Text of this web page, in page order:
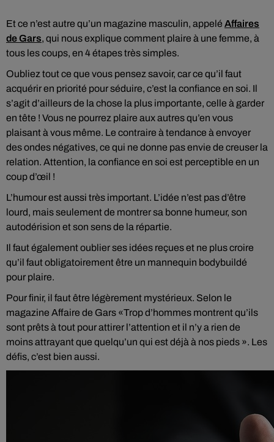
Et ce n’est autre qu’un magazine masculin, appelé Affaires
de Gars, qui nous explique comment plaire à une femme, à
tous les coups, en 4 étapes très simples.
Oubliez tout ce que vous pensez savoir, car ce qu’il faut
acquérir en priorité pour séduire, c’est la confiance en soi. Il
s’agit d’ailleurs de la chose la plus importante, celle à garder
en tête ! Vous ne pourrez plaire aux autres qu’en vous
plaisant à vous même. Le contraire à tendance à envoyer
des ondes négatives, ce qui ne donne pas envie de creuser la
relation. Attention, la confiance en soi est perceptible en un
coup d’œil !
L’humour est aussi très important. L’idée n’est pas d’être
lourd, mais seulement de montrer sa bonne humeur, son
autodérision et son sens de la répartie.
Il faut également oublier ses idées reçues et ne plus croire
qu’il faut obligatoirement être un mannequin bodybuildé
pour plaire.
Pour finir, il faut être légèrement mystérieux. Selon le
magazine Affaire de Gars «Trop d’hommes montrent qu’ils
sont prêts à tout pour attirer l’attention et il n’y a rien de
moins attrayant que quelqu’un qui est déjà à nos pieds ». Les
défis, c’est bien aussi.